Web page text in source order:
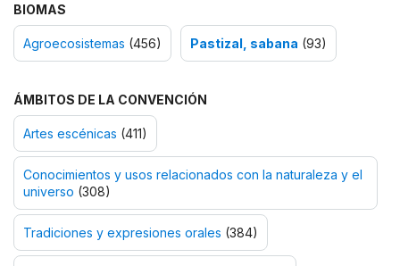
BIOMAS
Agroecosistemas (456) Pastizal, sabana (93)
ÁMBITOS DE LA CONVENCIÓN
Artes escénicas (411)
Conocimientos y usos relacionados con la naturaleza y el
universo (308)
Tradiciones y expresiones orales (384)